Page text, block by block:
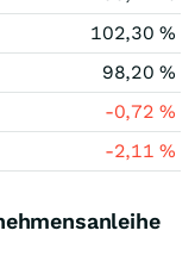
102,30%
98,20%
-0,72%
-2,11%